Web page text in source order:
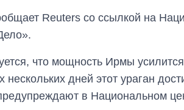
Reuters со ссылкой на
что мощность Ирмы
дней этот ураган
в Национальном